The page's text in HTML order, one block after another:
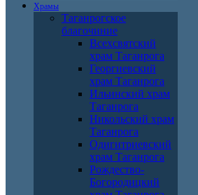
Храмы
Таганрогское
благочиние
Всехсвятский
храм Таганрога
Георгиевский
храм Таганрога
Ильинский храм
Таганрога
Никольский храм
Таганрога
Одигитриевский
храм Таганрога
Рождество-
Богородицкий